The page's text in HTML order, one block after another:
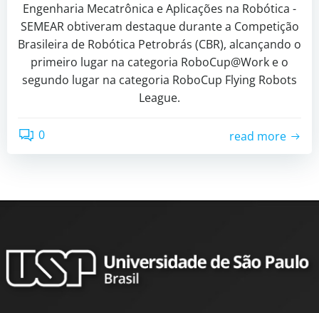
Engenharia Mecatrônica e Aplicações na Robótica -
SEMEAR obtiveram destaque durante a Competição
Brasileira de Robótica Petrobrás (CBR), alcançando o
primeiro lugar na categoria RoboCup@Work e o
segundo lugar na categoria RoboCup Flying Robots
League.
0 read more